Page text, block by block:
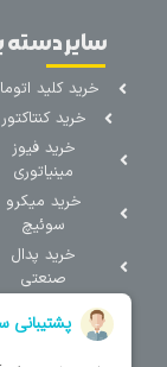
سایر دسته
خرید کلید
خرید کنتاکتور
خرید فیوز
مینیاتوری
خرید میکرو
سوئیچ
خرید پدال
صنعتی